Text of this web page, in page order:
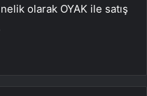
olarak OYAK ile satış